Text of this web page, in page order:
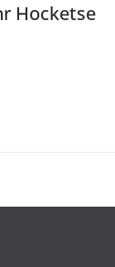
Hocketse